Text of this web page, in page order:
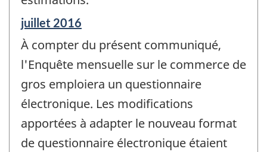
Période
de
référence
de
changement
-
juillet 2016
À compter du présent communiqué,
l'Enquête mensuelle sur le commerce de
gros emploiera un questionnaire
électronique. Les modifications
apportées à adapter le nouveau format
de questionnaire électronique étaient